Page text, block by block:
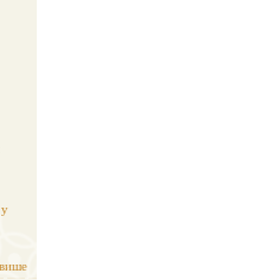
више